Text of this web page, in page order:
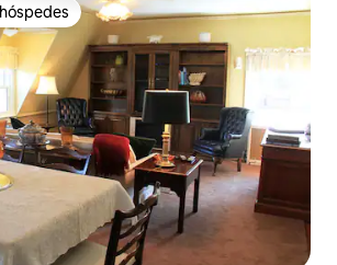
preferidos dos hóspedes